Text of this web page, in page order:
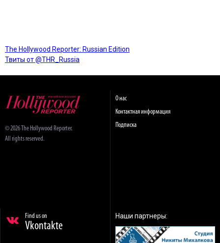
The Hollywood Reporter: Russian Edition
Твиты от @THR_Russia
© 2026 The Hollywood Reporter.
All rights reserved.
О нас
Контактная информация
Подписка
Find us on
Vkontakte
Наши партнеры: